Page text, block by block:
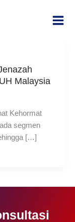
Malaysia
Kehormat
segmen
[…]